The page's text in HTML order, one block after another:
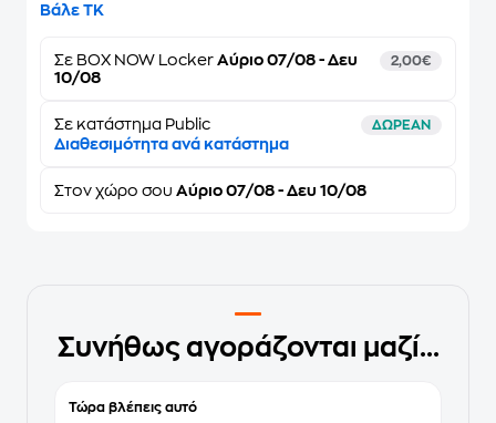
Βάλε ΤΚ
Σε BOX NOW Locker Αύριο 07/08 - Δευ
10/08
2,00€
Σε κατάστημα Public ΔΩΡΕΑΝ
Διαθεσιμότητα ανά κατάστημα
Στον χώρο σου Αύριο 07/08 - Δευ 10/08
Συνήθως αγοράζονται μαζί...
Τώρα βλέπεις αυτό